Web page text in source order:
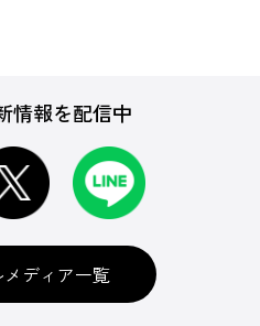
情報を配信中
ディア一覧